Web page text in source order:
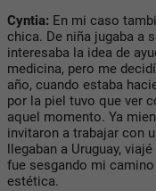
Cyntia: En mi caso
chica. De niña jugaba a
interesaba la idea de
medicina, pero me
año, cuando estaba
por la piel tuvo que ver
aquel momento. Ya
invitaron a trabajar con
llegaban a Uruguay,
fue sesgando mi
estética.